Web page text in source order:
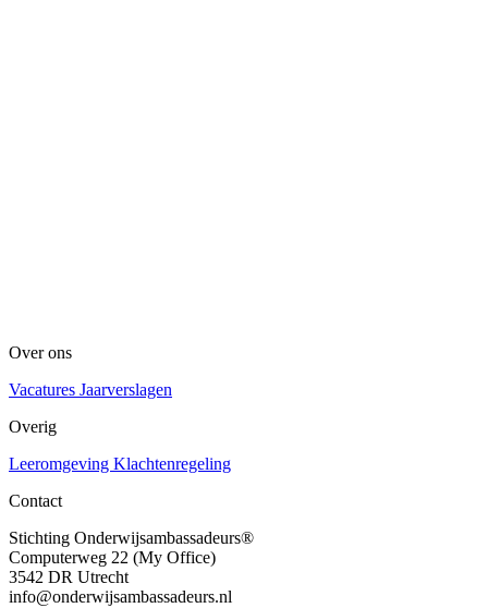
Over ons
Vacatures Jaarverslagen
Overig
Leeromgeving Klachtenregeling
Contact
Stichting Onderwijsambassadeurs®
Computerweg 22 (My Office)
3542 DR Utrecht
info@onderwijsambassadeurs.nl